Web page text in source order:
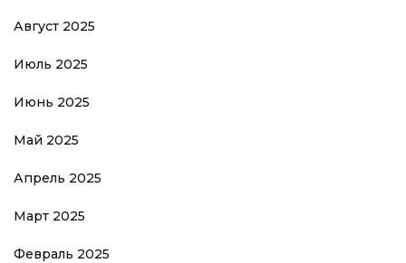
Август 2025
Июль 2025
Июнь 2025
Май 2025
Апрель 2025
Март 2025
Февраль 2025